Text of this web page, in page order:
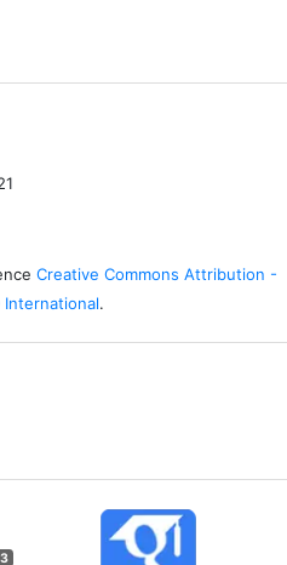
Creative Commons Attribution -
International.
3